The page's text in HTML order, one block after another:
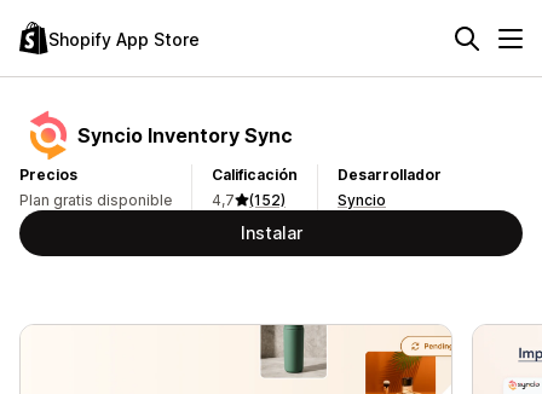
Shopify App Store
Syncio Inventory Sync
Precios
Plan gratis disponible
Calificación
4,7
(152)
Desarrollador
Syncio
Instalar